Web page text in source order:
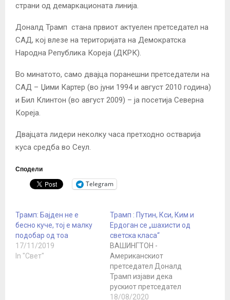
страни од демаркационата линија.
Доналд Трамп стана првиот актуелен претседател на
САД, кој влезе на територијата на Демократска
Народна Република Кореја (ДКРК).
Во минатото, само двајца поранешни претседатели на
САД – Џими Картер (во јуни 1994 и август 2010 година)
и Бил Клинтон (во август 2009) – ја посетија Северна
Кореја.
Двајцата лидери неколку часа претходно остварија
куса средба во Сеул.
Сподели
Telegram
Трамп: Бајден не е
бесно куче, тој е малку
подобар од тоа
17/11/2019
In "Свет"
Трамп : Путин, Кси, Ким и
Ердоган се „шахисти од
светска класа“
ВАШИНГТОН -
Американскиот
претседател Доналд
Трамп изјави дека
рускиот претседател
Владимир Путин,
18/08/2020